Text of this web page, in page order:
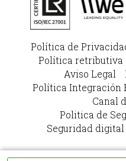
Política de
Política retributiva
Aviso Legal
Política Integración
Canal
Politica de
Seguridad digital